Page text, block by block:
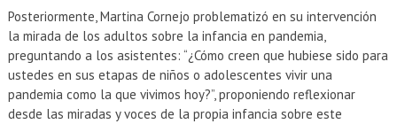
Posteriormente, Martina Cornejo problematizó en su intervención
la mirada de los adultos sobre la infancia en pandemia,
preguntando a los asistentes: “¿Cómo creen que hubiese sido para
ustedes en sus etapas de niños o adolescentes vivir una
pandemia como la que vivimos hoy?”, proponiendo reflexionar
desde las miradas y voces de la propia infancia sobre este